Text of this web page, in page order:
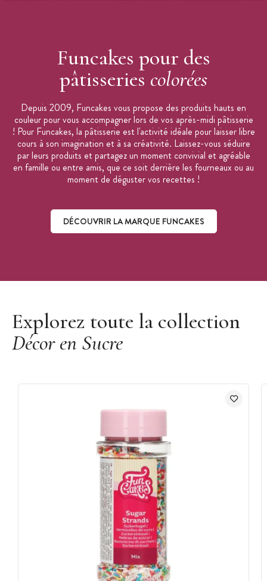
Funcakes pour des
pâtisseries colorées
Depuis 2009, Funcakes vous propose des produits hauts en
couleur pour vous accompagner lors de vos après-midi pâtisserie
! Pour Funcakes, la pâtisserie est l'activité idéale pour laisser libre
cours à son imagination et à sa créativité. Laissez-vous séduire
par leurs produits et partagez un moment convivial et agréable
en famille ou entre amis, que ce soit derrière les fourneaux ou au
moment de déguster vos recettes !
DÉCOUVRIR LA MARQUE FUNCAKES
Explorez toute la collection
Décor en Sucre